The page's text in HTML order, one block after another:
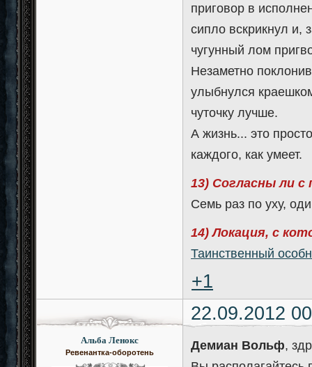
приговор в
сипло вскрикнул и,
чугунный лом
Незаметно
улыбнулся
чуточку лучше.
А жизнь... это
каждого, как умеет.
13) Согласны ли с
Семь раз по уху,
14) Локация, с
Таинственный
+1
22.09.2012
Альба Ленокс
Ревенантка-оборотень
Демиан Вольф,